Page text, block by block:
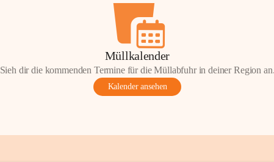
Müllkalender
Sieh dir die kommenden Termine für die Müllabfuhr in deiner Region
Kalender ansehen